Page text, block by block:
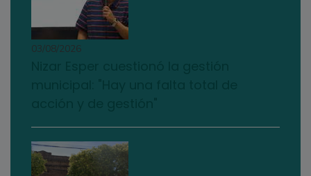
03/08/2026